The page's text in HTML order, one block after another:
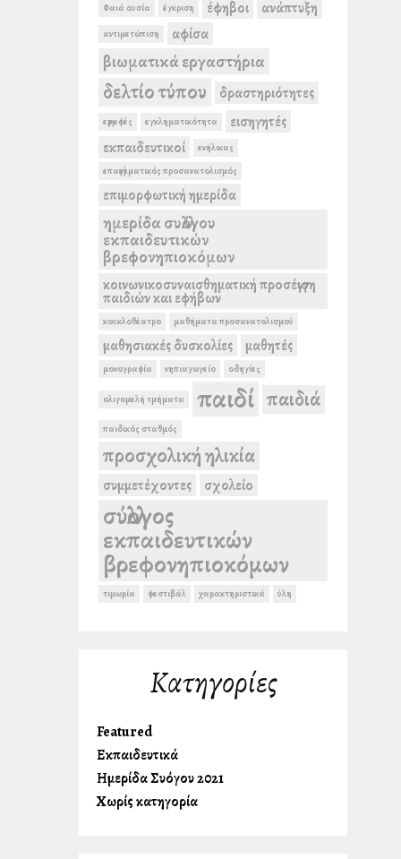
Φαιά ουσία έγκριση έφηβοι ανάπτυξη
αντιμετώπιση αφίσα
βιωματικά εργαστήρια
δελτίο τύπου δραστηριότητες
εγγραφές εγκληματικότητα
εισηγητές
εκπαιδευτικοί
ενήλικας
επαγγελματικός προσανατολισμός
επιμορφωτική ημερίδα
ημερίδα συλλόγου
εκπαιδευτικών
βρεφονηπιοκόμων
κοινωνικοσυναισθηματική προσέγγιση
παιδιών και εφήβων
κουκλοθέατρο μαθήματα προσανατολισμού
μαθησιακές δυσκολίες μαθητές
μονογραφία νηπιαγωγείο οδηγίες
ολιγομελή τμήματα παιδί παιδιά
παιδικός σταθμός
προσχολική ηλικία
συμμετέχοντες σχολείο
σύλλογος
εκπαιδευτικών
βρεφονηπιοκόμων
τιμωρία φεστιβάλ χαρακτηριστικά ύλη
Kατηγορίες
Featured
Εκπαιδευτικά
Ημερίδα Συλλόγου 2021
Χωρίς κατηγορία